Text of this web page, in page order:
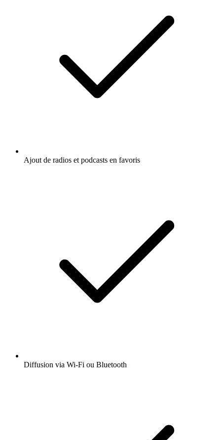
Ajout de radios et podcasts en favoris
Diffusion via Wi-Fi ou Bluetooth